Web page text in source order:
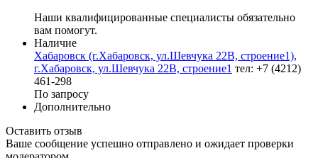
Наши квалифицированные специалисты обязательно
вам помогут.
Наличие
Хабаровск (г.Хабаровск, ул.Шевчука 22В, строение1),
г.Хабаровск, ул.Шевчука 22В, строение1 тел: +7 (4212)
461-298
По запросу
Дополнительно
Оставить отзыв
Ваше сообщение успешно отправлено и ожидает проверки